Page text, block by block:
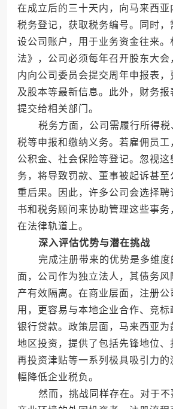
在成立后的三十天内，向马来西亚
税务登记，获取税务编号。同时，
设公司账户，用于业务资金往来。
法》，公司必须每年召开股东大会
内向公司委员会提交周年申报表，
及股本等最新信息。此外，财务报
提交给相关部门。
税务方面，公司需履行所得税
税等申报和缴纳义务。若雇佣员工
公积金、社会保险等登记。忽视这
务，将导致罚款、董事被起诉甚至
重后果。因此，许多公司会选择聘
书和税务顾问来协助管理这些事务
在法律轨道上。
深入评估优势与潜在挑战
完成注册带来的优势是多维度
面，公司作为独立法人，其债务风
产有效隔离。在商业层面，注册公
用，更容易与本地企业合作、竞标
银行贷款。政策层面，马来西亚为
地区投资，提供了包括先锋地位、
再投资津贴等一系列极具吸引力的
幅降低企业税负。
然而，挑战同样存在。对于不